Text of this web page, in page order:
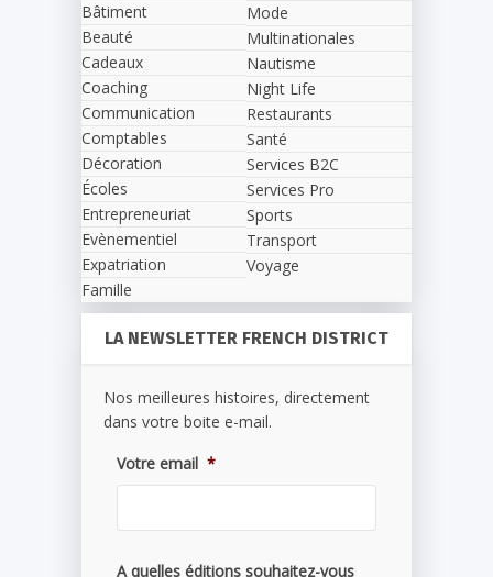
Bâtiment
Beauté
Cadeaux
Coaching
Communication
Comptables
Décoration
Écoles
Entrepreneuriat
Evènementiel
Expatriation
Famille
Mode
Multinationales
Nautisme
Night Life
Restaurants
Santé
Services B2C
Services Pro
Sports
Transport
Voyage
LA NEWSLETTER FRENCH DISTRICT
Nos meilleures histoires, directement
dans votre boite e-mail.
Votre email *
A quelles éditions souhaitez-vous